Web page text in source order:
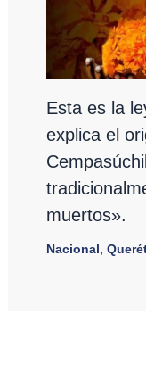
Esta es la
explica el
muertos».
Nacional,